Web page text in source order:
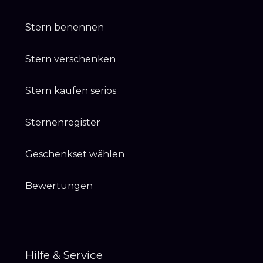
Stern benennen
Stern verschenken
Stern kaufen seriös
Sternenregister
Geschenkset wählen
Bewertungen
Hilfe & Service